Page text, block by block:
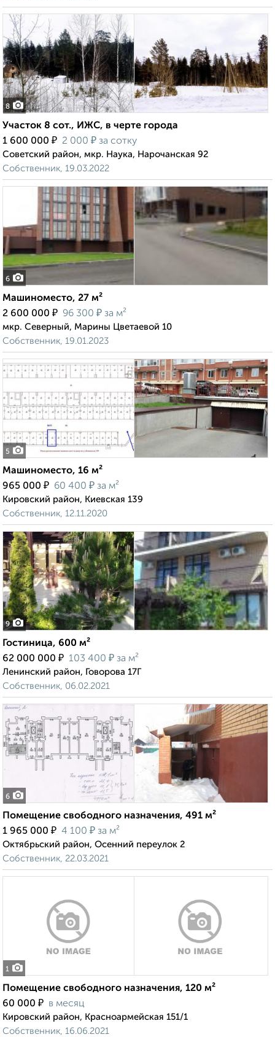
8
Участок 8 сот., ИЖС, в черте города
1 600 000 ₽ 2 000 ₽ за сотку
Советский район, мкр. Наука, Нарочанская 92
Собственник, 19.03.2022
6
Машиноместо, 27 м²
2 600 000 ₽ 96 300 ₽ за м²
мкр. Северный, Марины Цветаевой 10
Собственник, 19.01.2023
5
Машиноместо, 16 м²
965 000 ₽ 60 400 ₽ за м²
Кировский район, Киевская 139
Собственник, 12.11.2020
9
Гостиница, 600 м²
62 000 000 ₽ 103 400 ₽ за м²
Ленинский район, Говорова 17Г
Собственник, 06.02.2021
6
Помещение свободного назначения, 491 м²
1 965 000 ₽ 4 100 ₽ за м²
Октябрьский район, Осенний переулок 2
Собственник, 22.03.2021
1
Помещение свободного назначения, 120 м²
60 000 ₽ в месяц
Кировский район, Красноармейская 151/1
Собственник, 16.06.2021